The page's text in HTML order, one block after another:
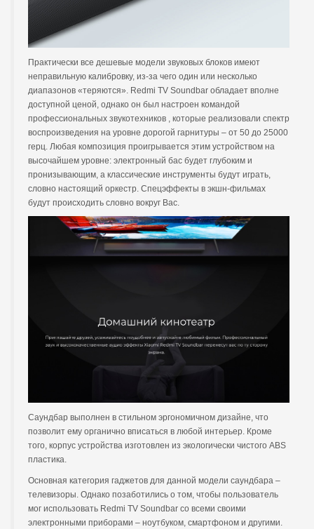
Практически все дешевые модели звуковых блоков имеют
неправильную калибровку, из-за чего один или несколько
диапазонов «теряются». Redmi TV Soundbar обладает вполне
доступной ценой, однако он был настроен командой
профессиональных звукотехников , которые реализовали спектр
воспроизведения на уровне дорогой гарнитуры – от 50 до 25000
герц. Любая композиция проигрывается этим устройством на
высочайшем уровне: электронный бас будет глубоким и
пронизывающим, а классические инструменты будут играть,
словно настоящий оркестр. Спецэффекты в экшн-фильмах
будут происходить словно вокруг Вас.
Саундбар выполнен в стильном эргономичном дизайне, что
позволит ему органично вписаться в любой интерьер. Кроме
того, корпус устройства изготовлен из экологически чистого ABS
пластика.
Основная категория гаджетов для данной модели саундбара –
телевизоры. Однако позаботились о том, чтобы пользователь
мог использовать Redmi TV Soundbar со всеми своими
электронными приборами – ноутбуком, смартфоном и другими.